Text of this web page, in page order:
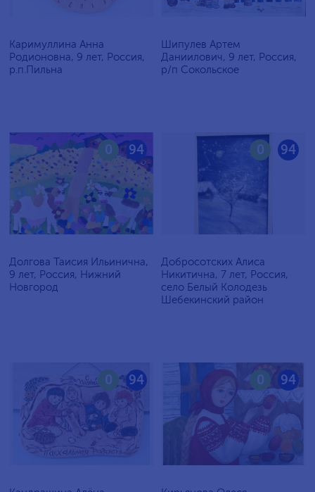
Каримуллина Анна
Родионовна, 9 лет, Россия,
р.п.Пильна
Шипулев Артем
Даниилович, 9 лет, Россия,
р/п Сокольское
94
0
Долгова Таисия Ильинична,
9 лет, Россия, Нижний
Новгород
94
0
Добросотских Алиса
Никитична, 7 лет, Россия,
село Белый Колодезь
Шебекинский район
94
0 94
0